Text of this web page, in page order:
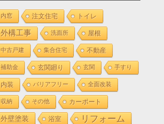
内窓 注文住宅 トイレ
外構工事 洗面所 屋根
中古戸建 集合住宅 不動産
補助金 玄関廻り 玄関 手すり
内装 バリアフリー 全面改装
収納 その他 カーポート
外壁塗装 浴室 リフォーム